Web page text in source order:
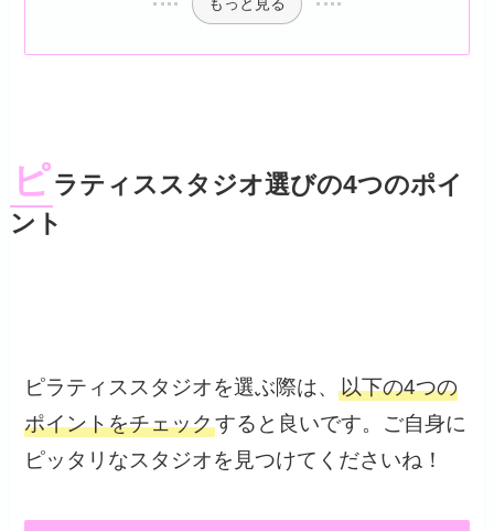
ピラティススタジオ選びの4つのポイ
ント
ピラティススタジオを選ぶ際は、以下の4つの
ポイントをチェックすると良いです。ご自身に
ピッタリなスタジオを見つけてくださいね！